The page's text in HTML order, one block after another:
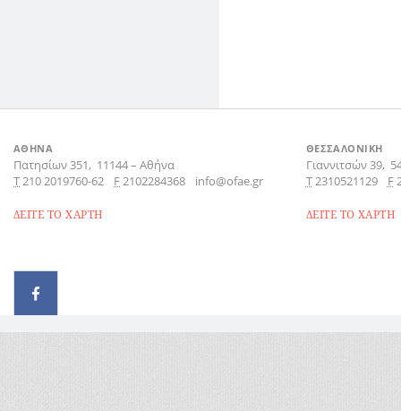
ΑΘΗΝΑ
Πατησίων 351, 11144– Αθήνα
Τ210 2019760-62 F2102284368 info@ofae.gr
ΔΕΙΤΕ ΤΟ ΧΑΡΤΗ
ΘΕΣΣΑΛΟΝΙΚΗ
Γιαννιτσών 39,
Τ2310521129 F
ΔΕΙΤΕ ΤΟ ΧΑΡΤΗ